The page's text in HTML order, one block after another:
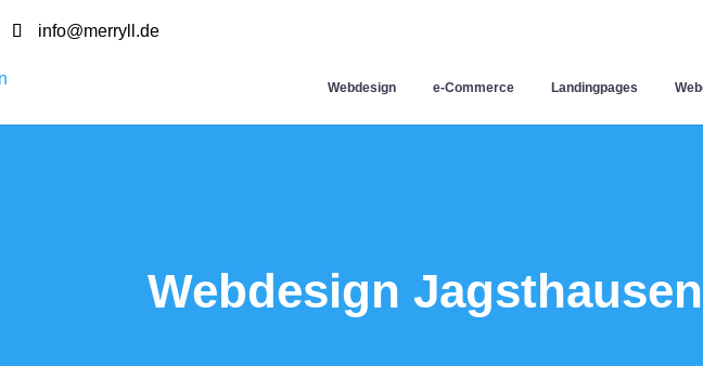
info@merryll.de
Webdesign e-Commerce Landingpages
Webdesign Jagsthausen